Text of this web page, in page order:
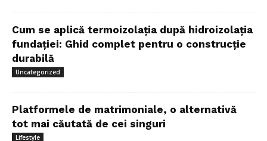
Cum se aplică termoizolația după hidroizolația
fundației: Ghid complet pentru o construcție
durabilă
Uncategorized
Platformele de matrimoniale, o alternativă
tot mai căutată de cei singuri
Lifestyle